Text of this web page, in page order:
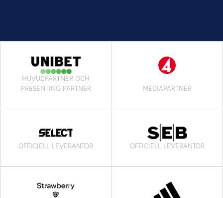
HUVUDPARTNER OCH
PRESENTING PARTNER
MEDIAPARTNER
OFFICIELL LEVERANTÖR OFFICIELL LEVERANTÖR